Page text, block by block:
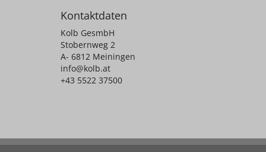
Kontaktdaten
Kolb GesmbH
Stobernweg 2
A- 6812 Meiningen
info@kolb.at
+43 5522 37500